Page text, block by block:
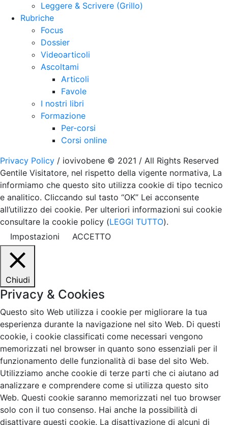
Leggere & Scrivere (Grillo)
Rubriche
Focus
Dossier
Videoarticoli
Ascoltami
Articoli
Favole
I nostri libri
Formazione
Per-corsi
Corsi online
Privacy Policy / iovivobene © 2021 / All Rights Reserved
Gentile Visitatore, nel rispetto della vigente normativa, La
informiamo che questo sito utilizza cookie di tipo tecnico
e analitico. Cliccando sul tasto “OK” Lei acconsente
all’utilizzo dei cookie. Per ulteriori informazioni sui cookie
consultare la cookie policy (LEGGI TUTTO).
Impostazioni
ACCETTO
Chiudi
Privacy & Cookies
Questo sito Web utilizza i cookie per migliorare la tua
esperienza durante la navigazione nel sito Web. Di questi
cookie, i cookie classificati come necessari vengono
memorizzati nel browser in quanto sono essenziali per il
funzionamento delle funzionalità di base del sito Web.
Utilizziamo anche cookie di terze parti che ci aiutano ad
analizzare e comprendere come si utilizza questo sito
Web. Questi cookie saranno memorizzati nel tuo browser
solo con il tuo consenso. Hai anche la possibilità di
disattivare questi cookie. La disattivazione di alcuni di